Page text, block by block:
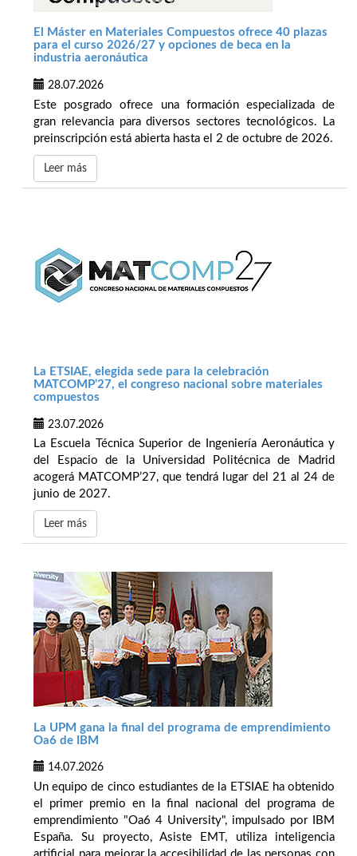
El Máster en Materiales Compuestos ofrece 40 plazas
para el curso 2026/27 y opciones de beca en la
industria aeronáutica
28.07.2026
Este posgrado ofrece una formación especializada de
gran relevancia para diversos sectores tecnológicos. La
preinscripción está abierta hasta el 2 de octubre de 2026.
Leer más
La ETSIAE, elegida sede para la celebración
MATCOMP’27, el congreso nacional sobre materiales
compuestos
23.07.2026
La Escuela Técnica Superior de Ingeniería Aeronáutica y
del Espacio de la Universidad Politécnica de Madrid
acogerá MATCOMP’27, que tendrá lugar del 21 al 24 de
junio de 2027.
Leer más
La UPM gana la final del programa de emprendimiento
Oa6 de IBM
14.07.2026
Un equipo de cinco estudiantes de la ETSIAE ha obtenido
el primer premio en la final nacional del programa de
emprendimiento "Oa6 4 University", impulsado por IBM
España. Su proyecto, Asiste EMT, utiliza inteligencia